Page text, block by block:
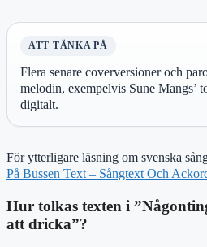
ATT TÄNKA PÅ
Flera senare coverversioner och
melodin, exempelvis Sune Mangs’
digitalt.
För ytterligare läsning om svenska
På Bussen Text – Sångtext Och
Hur tolkas texten i
att dricka”?